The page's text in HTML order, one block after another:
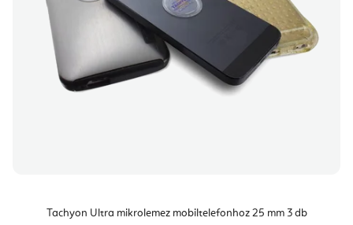
Tachyon Ultra mikrolemez mobiltelefonhoz 25 mm 3 db